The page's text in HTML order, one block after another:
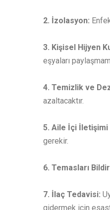
2. İzolasyon:
3. Kişisel Hijyen
eşyaları
4. Temizlik ve
azaltacaktır.
5. Aile İçi İletişimi
gerekir.
6. Temasları
7. İlaç Tedavisi:
gidermek için